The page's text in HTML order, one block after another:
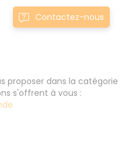
baux, fonds de
Contactez-nous
proposer dans la catégorie
s'offrent à vous :